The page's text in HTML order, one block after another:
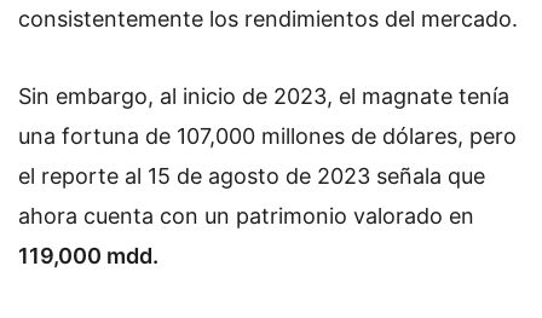
consistentemente los rendimientos del mercado.
Sin embargo, al inicio de 2023, el magnate tenía
una fortuna de 107,000 millones de dólares, pero
el reporte al 15 de agosto de 2023 señala que
ahora cuenta con un patrimonio valorado en
119,000 mdd.